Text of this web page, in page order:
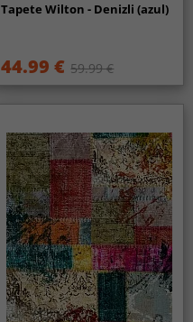
Tapete Wilton - Denizli (azul)
44.99 € 59.99 €